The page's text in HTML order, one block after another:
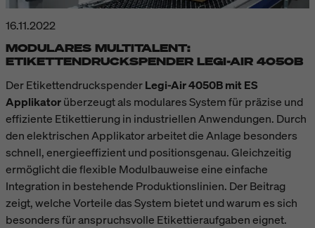
16.11.2022
MODULARES MULTITALENT:
ETIKETTENDRUCKSPENDER LEGI-AIR 4050B
Der EtikettendruckspenderLegi-Air 4050B mit ES
Applikatorüberzeugt als modulares System für präzise und
effiziente Etikettierung in industriellen Anwendungen. Durch
den elektrischen Applikator arbeitet die Anlage besonders
schnell, energieeffizient und positionsgenau. Gleichzeitig
ermöglicht die flexible Modulbauweise eine einfache
Integration in bestehende Produktionslinien. Der Beitrag
zeigt, welche Vorteile das System bietet und warum es sich
besonders für anspruchsvolle Etikettieraufgaben eignet.